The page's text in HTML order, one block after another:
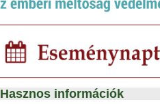
Hasznos információk